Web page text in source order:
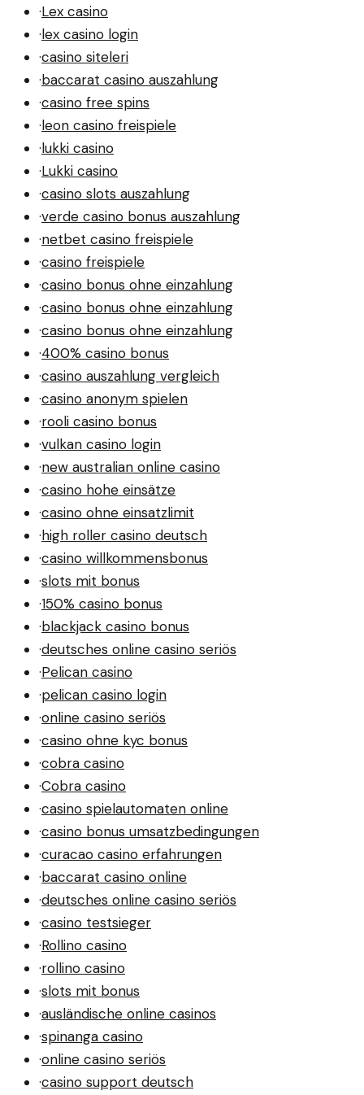
·Lex casino
·lex casino login
·casino siteleri
·baccarat casino auszahlung
·casino free spins
·leon casino freispiele
·lukki casino
·Lukki casino
·casino slots auszahlung
·verde casino bonus auszahlung
·netbet casino freispiele
·casino freispiele
·casino bonus ohne einzahlung
·casino bonus ohne einzahlung
·casino bonus ohne einzahlung
·400% casino bonus
·casino auszahlung vergleich
·casino anonym spielen
·rooli casino bonus
·vulkan casino login
·new australian online casino
·casino hohe einsätze
·casino ohne einsatzlimit
·high roller casino deutsch
·casino willkommensbonus
·slots mit bonus
·150% casino bonus
·blackjack casino bonus
·deutsches online casino seriös
·Pelican casino
·pelican casino login
·online casino seriös
·casino ohne kyc bonus
·cobra casino
·Cobra casino
·casino spielautomaten online
·casino bonus umsatzbedingungen
·curacao casino erfahrungen
·baccarat casino online
·deutsches online casino seriös
·casino testsieger
·Rollino casino
·rollino casino
·slots mit bonus
·ausländische online casinos
·spinanga casino
·online casino seriös
·casino support deutsch